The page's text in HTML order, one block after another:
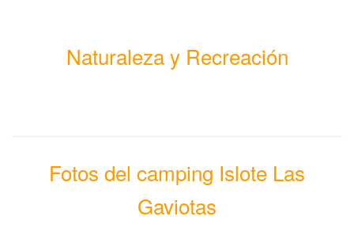
Naturaleza y Recreación
Fotos del camping Islote Las
Gaviotas